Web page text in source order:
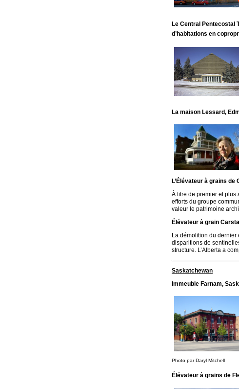
Le Central Pentecostal
d’habitations en
La maison Lessard,
L’Élévateur à grains
À titre de premier et plus
efforts du groupe
valeur le patrimoine
Élévateur à grain
La démolition du dernier
disparitions de
structure. L’Alberta a
Saskatchewan
Immeuble Farnam,
Photo par Daryl Mitchell
Élévateur à grains de